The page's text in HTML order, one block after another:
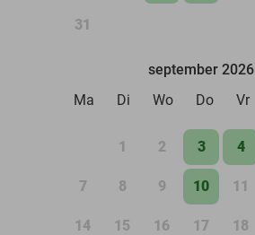
31
september 2026
Ma
Di Wo Do Vr
1 2 3 4
7 8 9 10 11
14 15 16 17 18